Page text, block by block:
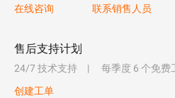
在线咨询
联系销售人员
售后支持计划
24/7 技术支持 每季度 6 个免费
创建工单